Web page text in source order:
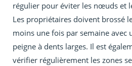
régulier pour éviter les nœuds et
Les propriétaires doivent brossé
moins une fois par semaine avec
peigne à dents larges. Il est
vérifier régulièrement les zones